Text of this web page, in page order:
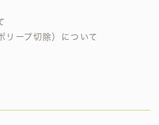
リープ切除）について